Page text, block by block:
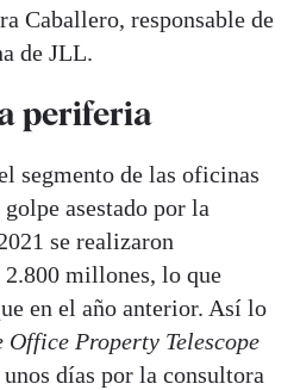
Caballero, responsable de
de JLL.
periferia
segmento de las oficinas
asestado por la
se realizaron
millones, lo que
en el año anterior. Así lo
Office Property Telescope
unos días por la consultora